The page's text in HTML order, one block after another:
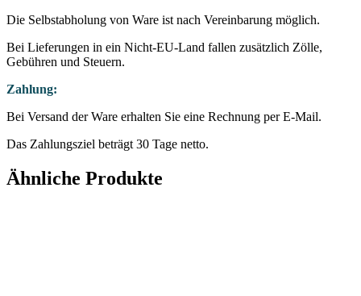
Die Selbstabholung von Ware ist nach Vereinbarung möglich.
Bei Lieferungen in ein Nicht-EU-Land fallen zusätzlich Zölle,
Gebühren und Steuern.
Zahlung:
Bei Versand der Ware erhalten Sie eine Rechnung per E-Mail.
Das Zahlungsziel beträgt 30 Tage netto.
Ähnliche Produkte